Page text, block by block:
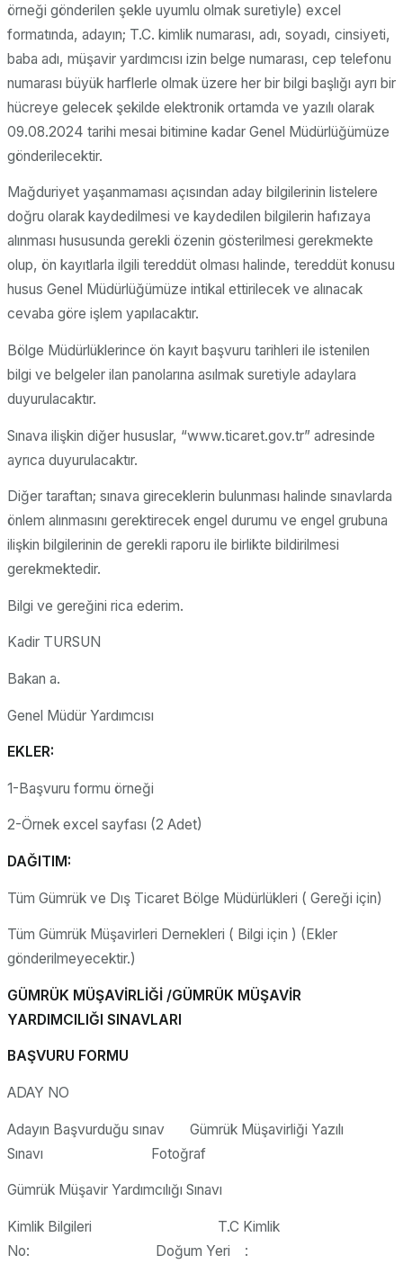
örneği gönderilen şekle uyumlu olmak suretiyle) excel
formatında, adayın; T.C. kimlik numarası, adı, soyadı, cinsiyeti,
baba adı, müşavir yardımcısı izin belge numarası, cep telefonu
numarası büyük harflerle olmak üzere her bir bilgi başlığı ayrı bir
hücreye gelecek şekilde elektronik ortamda ve yazılı olarak
09.08.2024 tarihi mesai bitimine kadar Genel Müdürlüğümüze
gönderilecektir.
Mağduriyet yaşanmaması açısından aday bilgilerinin listelere
doğru olarak kaydedilmesi ve kaydedilen bilgilerin hafızaya
alınması hususunda gerekli özenin gösterilmesi gerekmekte
olup, ön kayıtlarla ilgili tereddüt olması halinde, tereddüt konusu
husus Genel Müdürlüğümüze intikal ettirilecek ve alınacak
cevaba göre işlem yapılacaktır.
Bölge Müdürlüklerince ön kayıt başvuru tarihleri ile istenilen
bilgi ve belgeler ilan panolarına asılmak suretiyle adaylara
duyurulacaktır.
Sınava ilişkin diğer hususlar, “www.ticaret.gov.tr” adresinde
ayrıca duyurulacaktır.
Diğer taraftan; sınava gireceklerin bulunması halinde sınavlarda
önlem alınmasını gerektirecek engel durumu ve engel grubuna
ilişkin bilgilerinin de gerekli raporu ile birlikte bildirilmesi
gerekmektedir.
Bilgi ve gereğini rica ederim.
Kadir TURSUN
Bakan a.
Genel Müdür Yardımcısı
EKLER:
1-Başvuru formu örneği
2-Örnek excel sayfası (2 Adet)
DAĞITIM:
Tüm Gümrük ve Dış Ticaret Bölge Müdürlükleri ( Gereği için)
Tüm Gümrük Müşavirleri Dernekleri ( Bilgi için ) (Ekler
gönderilmeyecektir.)
GÜMRÜK MÜŞAVİRLİĞİ /GÜMRÜK MÜŞAVİR
YARDIMCILIĞI SINAVLARI
BAŞVURU FORMU
ADAY NO
Adayın Başvurduğu sınav Gümrük Müşavirliği Yazılı
Sınavı Fotoğraf
Gümrük Müşavir Yardımcılığı Sınavı
Kimlik Bilgileri T.C Kimlik
No: Doğum Yeri :